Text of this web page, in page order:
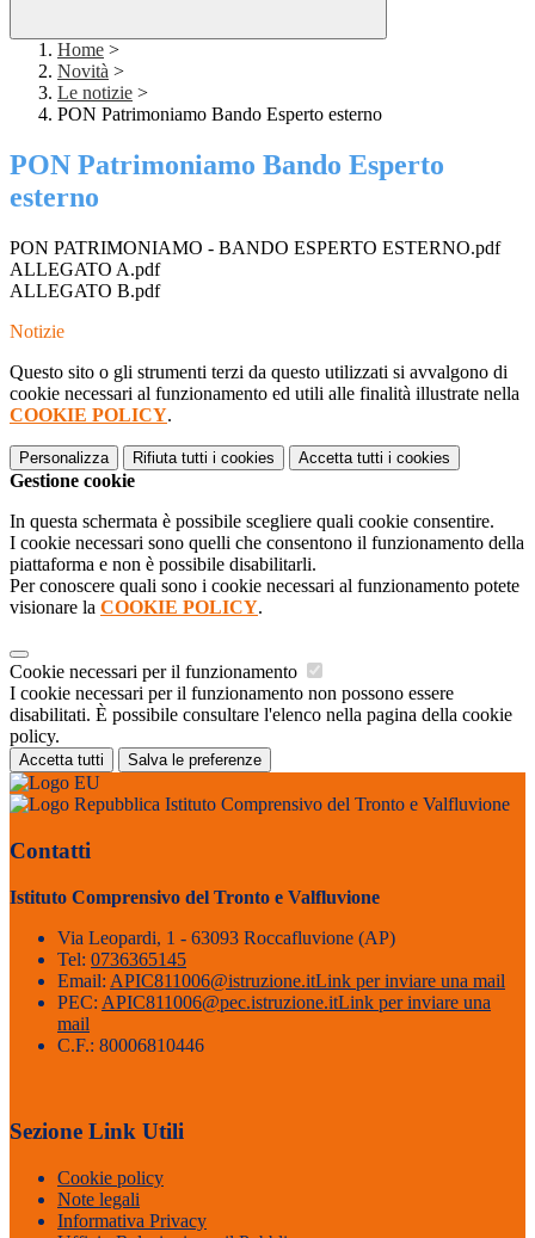
Home >
Novità >
Le notizie >
PON Patrimoniamo Bando Esperto esterno
PON Patrimoniamo Bando Esperto
esterno
PON PATRIMONIAMO - BANDO ESPERTO ESTERNO.pdf
ALLEGATO A.pdf
ALLEGATO B.pdf
Notizie
Questo sito o gli strumenti terzi da questo utilizzati si avvalgono di
cookie necessari al funzionamento ed utili alle finalità illustrate nella
COOKIE POLICY.
Personalizza Rifiuta tutti i cookies Accetta tutti i cookies
Gestione cookie
In questa schermata è possibile scegliere quali cookie consentire.
I cookie necessari sono quelli che consentono il funzionamento della
piattaforma e non è possibile disabilitarli.
Per conoscere quali sono i cookie necessari al funzionamento potete
visionare la COOKIE POLICY.
Cookie necessari per il funzionamento
I cookie necessari per il funzionamento non possono essere
disabilitati. È possibile consultare l'elenco nella pagina della cookie
policy.
Accetta tutti Salva le preferenze
Istituto Comprensivo del Tronto e Valfluvione
Contatti
Istituto Comprensivo del Tronto e Valfluvione
Via Leopardi, 1 - 63093 Roccafluvione (AP)
Tel: 0736365145
Email: APIC811006@istruzione.itLink per inviare una mail
PEC: APIC811006@pec.istruzione.itLink per inviare una
mail
C.F.: 80006810446
Sezione Link Utili
Cookie policy
Note legali
Informativa Privacy